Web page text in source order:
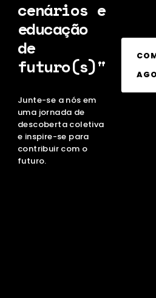
cenários e
educação
de
futuro(s)"
Junte-se a nós em
uma jornada de
descoberta coletiva
e inspire-se para
contribuir com o
futuro.